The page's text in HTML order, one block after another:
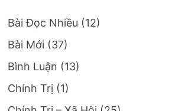
Bài Đọc Nhiều (12)
Bài Mới (37)
Bình Luận (13)
Chính Trị (1)